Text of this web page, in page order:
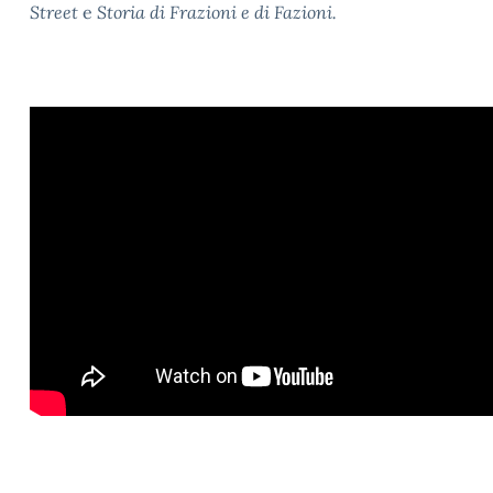
Street e Storia di Frazioni e di Fazioni.